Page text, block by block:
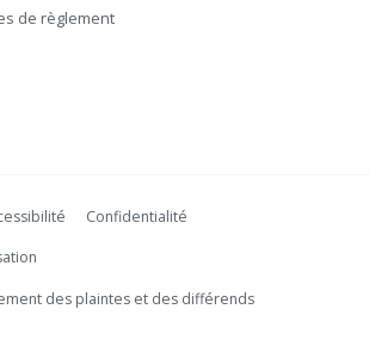
de règlement
Confidentialité
des plaintes et des différends